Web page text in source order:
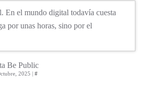
En el mundo digital todavía cuesta
por unas horas, sino por el
Be Public
2025 | #